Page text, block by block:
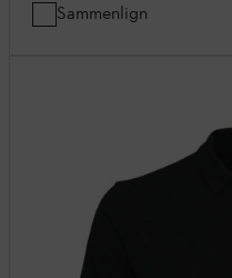
Sammenlign